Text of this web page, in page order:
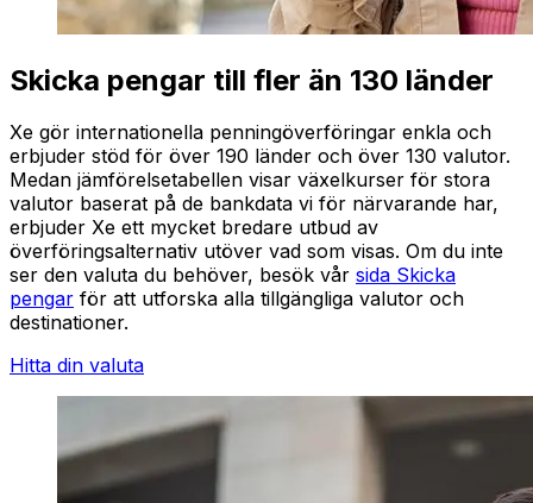
Skicka pengar till fler än 130 länder
Xe gör internationella penningöverföringar enkla och
erbjuder stöd för över 190 länder och över 130 valutor.
Medan jämförelsetabellen visar växelkurser för stora
valutor baserat på de bankdata vi för närvarande har,
erbjuder Xe ett mycket bredare utbud av
överföringsalternativ utöver vad som visas. Om du inte
ser den valuta du behöver, besök vår sida Skicka
pengar för att utforska alla tillgängliga valutor och
destinationer.
Hitta din valuta